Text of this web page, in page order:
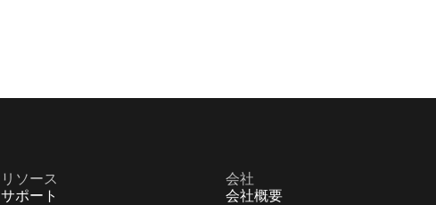
リソース
サポート
会社
会社概要